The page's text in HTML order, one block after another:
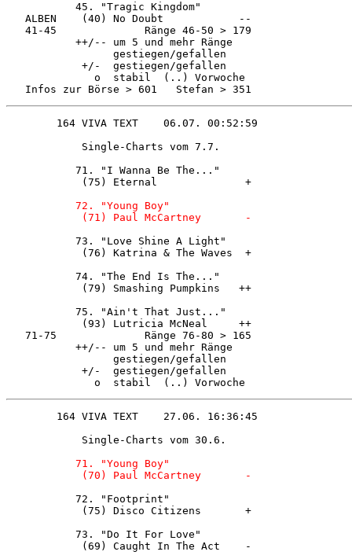
           45. "Tragic Kingdom"
   ALBEN    (40) No Doubt            --
   41-45              Ränge 46-50 > 179
           ++/-- um 5 und mehr Ränge
                 gestiegen/gefallen
            +/-  gestiegen/gefallen
              o  stabil  (..) Vorwoche
   Infos zur Börse > 601   Stefan > 351
            Single-Charts vom 7.7.
           71. "I Wanna Be The..."
            (75) Eternal              +
    72. "Young Boy"
            (71) Paul McCartney       -
           73. "Love Shine A Light"
            (76) Katrina & The Waves  +
           74. "The End Is The..."
            (79) Smashing Pumpkins   ++
           75. "Ain't That Just..."
            (93) Lutricia McNeal     ++
   71-75              Ränge 76-80 > 165
           ++/-- um 5 und mehr Ränge
                 gestiegen/gefallen
            +/-  gestiegen/gefallen
              o  stabil  (..) Vorwoche
            Single-Charts vom 30.6.
71. "Young Boy"
            (70) Paul McCartney       -
           72. "Footprint"
            (75) Disco Citizens       +
           73. "Do It For Love"
            (69) Caught In The Act    -